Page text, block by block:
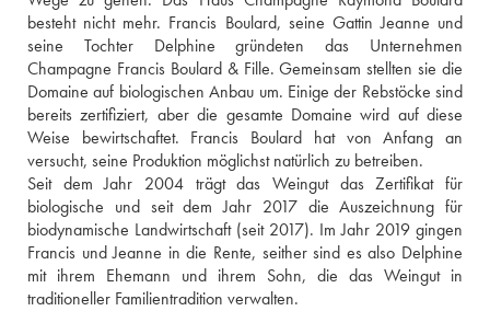
besteht nicht mehr. Francis Boulard, seine Gattin Jeanne und
seine Tochter Delphine gründeten das Unternehmen
Champagne Francis Boulard & Fille. Gemeinsam stellten sie die
Domaine auf biologischen Anbau um. Einige der Rebstöcke sind
bereits zertifiziert, aber die gesamte Domaine wird auf diese
Weise bewirtschaftet. Francis Boulard hat von Anfang an
versucht, seine Produktion möglichst natürlich zu betreiben.
Seit dem Jahr 2004 trägt das Weingut das Zertifikat für
biologische und seit dem Jahr 2017 die Auszeichnung für
biodynamische Landwirtschaft (seit 2017). Im Jahr 2019 gingen
Francis und Jeanne in die Rente, seither sind es also Delphine
mit ihrem Ehemann und ihrem Sohn, die das Weingut in
traditioneller Familientradition verwalten.